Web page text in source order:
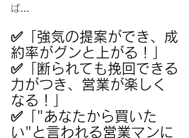
ば…
✅「強気の提案ができ、成
約率がグンと上がる！」
✅「断られても挽回できる
力がつき、営業が楽しく
なる！」
✅「"あなたから買いた
い"と言われる営業マンに